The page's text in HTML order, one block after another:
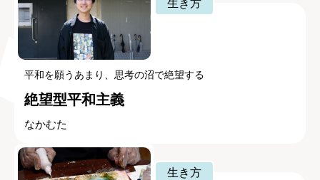
生き方
平和を願うあまり、思考の沼で絶望する
絶望型平和主義
なかむた
生き方